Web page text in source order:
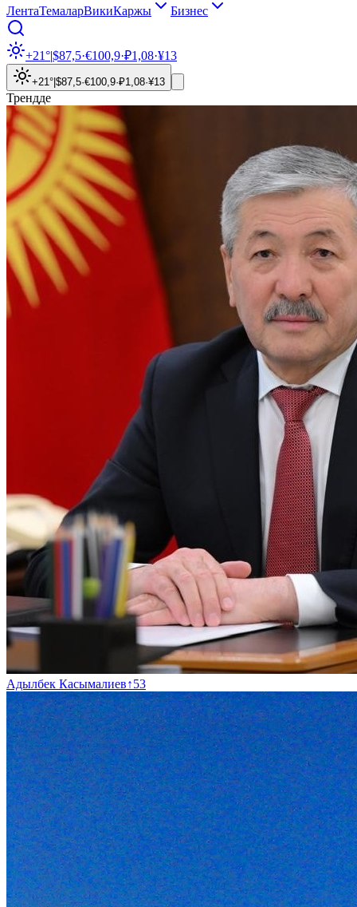
ЛентаТемаларВикиКаржы Бизнес
+21°|$87,5·€100,9·₽1,08·¥13
+21° $87,5·€100,9·₽1,08·¥13
Трендде
Адылбек Касымалиев↑53